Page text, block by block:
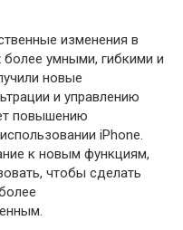
изменения в
более умными, гибкими и
новые
и управлению
повышению
iPhone.
к новым функциям,
чтобы сделать